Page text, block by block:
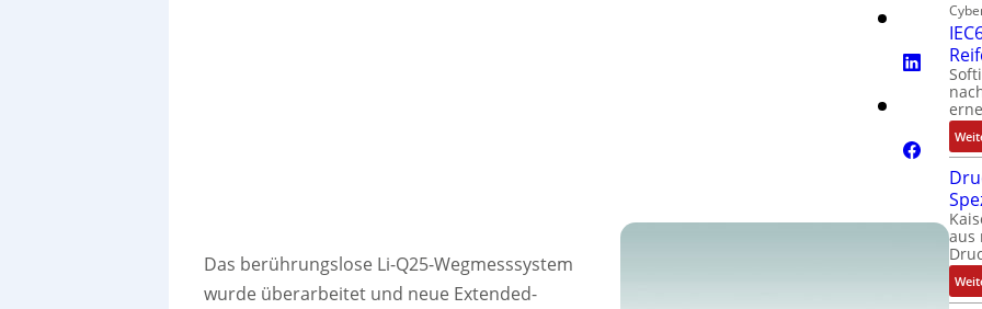
Das berührungslose Li-Q25-Wegmesssystem
wurde überarbeitet und neue Extended-
aus